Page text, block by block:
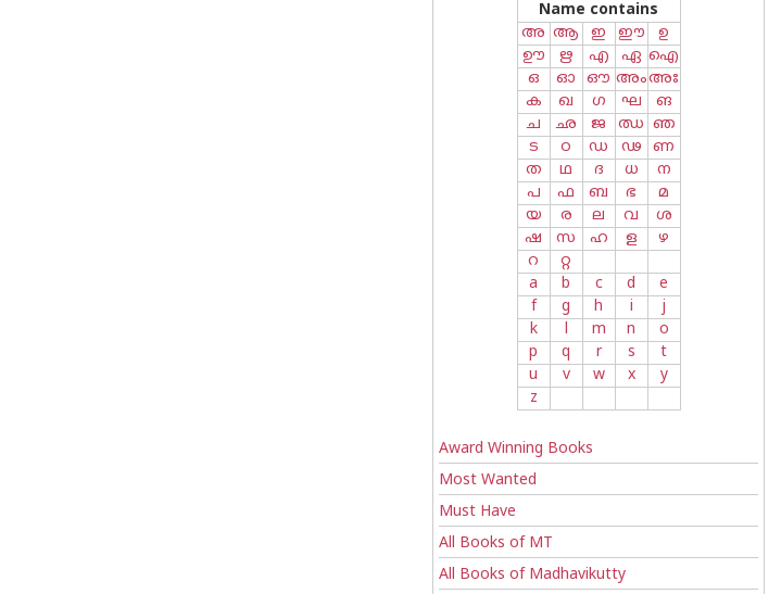
Name contains
അ ആ ഇ ഈ
ഉ
ഊ
ഋ എ ഏ ഐ
ഒ
ഓ ഔ അംഅഃ
ക
ഖ ഗ ഘ
ങ
ച
ഛ ജ ഝ ഞ
ട
ഠ ഡ ഢ
ണ
ത
ഥ ദ ധ
ന
പ
ഫ ബ ഭ
മ
യ
ര ല വ
ശ
ഷ
സ ഹ ള
ഴ
റ
റ്റ
a
b c d
e
f
g h i
j
k
l m n
o
p
q r s
t
u
v w x
y
z
Award Winning Books
Most Wanted
Must Have
All Books of MT
All Books of Madhavikutty